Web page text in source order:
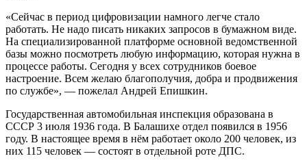
«Сейчас в период цифровизации намного легче стало
работать. Не надо писать никаких запросов в бумажном виде.
На специализированной платформе основной ведомственной
базы можно посмотреть любую информацию, которая нужна в
процессе работы. Сегодня у всех сотрудников боевое
настроение. Всем желаю благополучия, добра и продвижения
по службе», — пожелал Андрей Епишкин.
Государственная автомобильная инспекция образована в
СССР 3 июля 1936 года. В Балашихе отдел появился в 1956
году. В настоящее время в нём работает около 200 человек, из
них 115 человек — состоят в отдельной роте ДПС.